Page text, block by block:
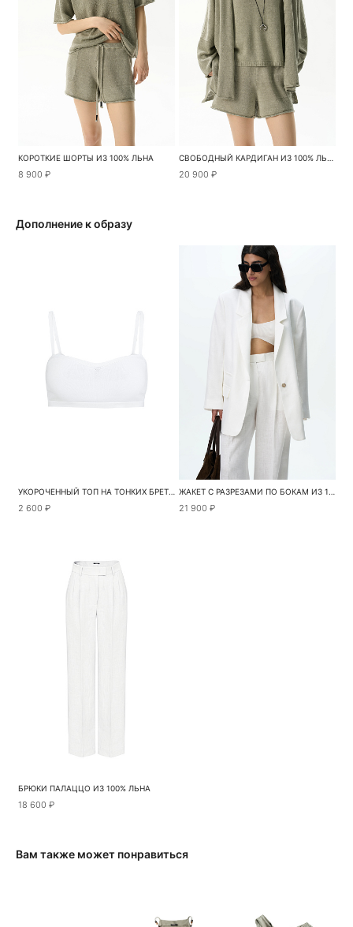
КОРОТКИЕ ШОРТЫ ИЗ 100% ЛЬНА
8 900 ₽
СВОБОДНЫЙ КАРДИГАН ИЗ 100% ЛЬНА
20 900 ₽
Дополнение к образу
УКОРОЧЕННЫЙ ТОП НА ТОНКИХ БРЕТЕЛЯХ
2 600 ₽
ЖАКЕТ С РАЗРЕЗАМИ ПО БОКАМ ИЗ 100% ЛЬНА
21 900 ₽
БРЮКИ ПАЛАЦЦО ИЗ 100% ЛЬНА
18 600 ₽
Вам также может понравиться